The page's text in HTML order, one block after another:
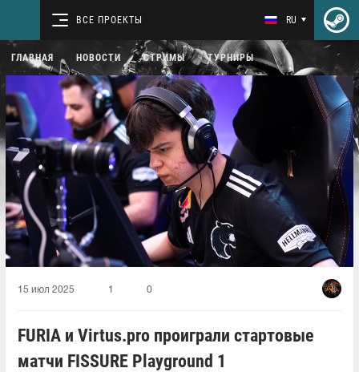
ВСЕ ПРОЕКТЫ RU
ГЛАВНАЯ НОВОСТИ СТРИМЫ ТУРНИРЫ
15 июл 2025 1 0
FURIA и Virtus.pro проиграли стартовые
матчи FISSURE Playground 1